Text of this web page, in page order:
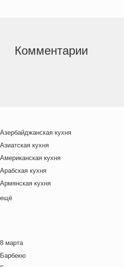
Комментарии
Азербайджанская кухня
Азиатская кухня
Американская кухня
Арабская кухня
Армянская кухня
Белорусская
Венгерская кухня
Греческая кухня
ещё
8 марта
Барбекю